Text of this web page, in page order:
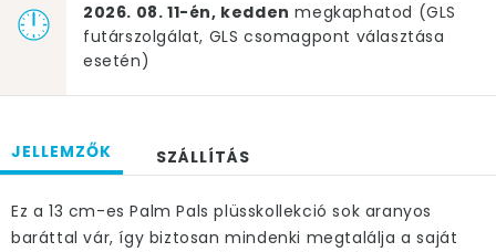
2026. 08. 11-én, kedden megkaphatod (GLS
futárszolgálat, GLS csomagpont választása
esetén)
JELLEMZŐK SZÁLLÍTÁS
Ez a 13 cm-es Palm Pals plüsskollekció sok aranyos
baráttal vár, így biztosan mindenki megtalálja a saját